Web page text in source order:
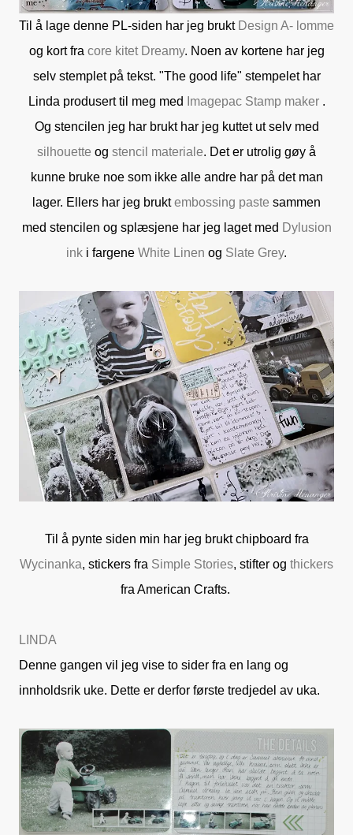
Til å lage denne PL-siden har jeg brukt Design A- lomme
og kort fra core kitet Dreamy. Noen av kortene har jeg
selv stemplet på tekst. "The good life" stempelet har
Linda produsert til meg med
Imagepac Stamp maker .
Og stencilen jeg har brukt har jeg kuttet ut selv med
silhouette og stencil materiale. Det er utrolig gøy å
kunne bruke noe som ikke alle andre har på det man
lager. Ellers har jeg bruktembossing paste sammen
med stencilen og splæsjene har jeg laget med Dylusion
ink i fargene White Linen og Slate Grey.
Til å pynte siden min har jeg brukt chipboard fra
Wycinanka, stickers fra Simple Stories, stifter og thickers
fra American Crafts.
LINDA
Denne gangen vil jeg vise to sider fra en lang og
innholdsrik uke. Dette er derfor første tredjedel av uka.